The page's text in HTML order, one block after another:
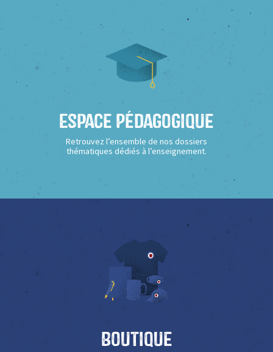
Espace Pédagogique
Retrouvez l’ensemble de nos dossiers
thématiques dédiés à l’enseignement.
Boutique